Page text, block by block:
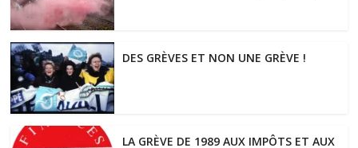
DES GRÈVES ET NON UNE GRÈVE !
LA GRÈVE DE 1989 AUX IMPÔTS ET AUX